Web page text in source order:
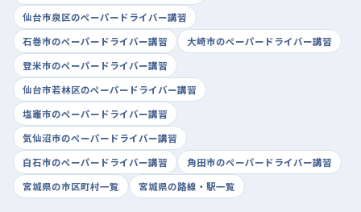
仙台市泉区のペーパードライバー講習
石巻市のペーパードライバー講習
大崎市のペーパードライバー講習
登米市のペーパードライバー講習
仙台市若林区のペーパードライバー講習
塩竈市のペーパードライバー講習
気仙沼市のペーパードライバー講習
白石市のペーパードライバー講習
角田市のペーパードライバー講習
宮城県の市区町村一覧
宮城県の路線・駅一覧